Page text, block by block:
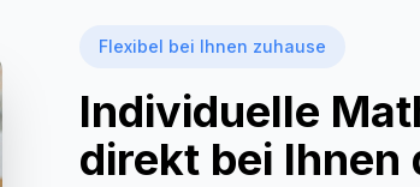
Flexibel bei Ihnen zuhause
Individuelle
direkt bei Ihnen